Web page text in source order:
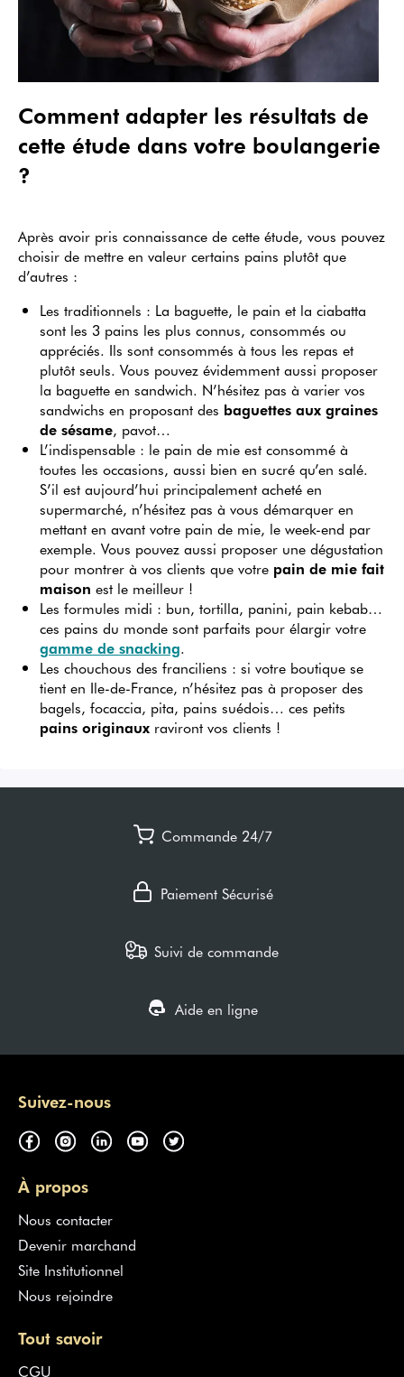
Comment adapter les résultats de
cette étude dans votre boulangerie
?
Après avoir pris connaissance de cette étude, vous pouvez
choisir de mettre en valeur certains pains plutôt que
d’autres :
Les traditionnels : La baguette, le pain et la ciabatta
sont les 3 pains les plus connus, consommés ou
appréciés. Ils sont consommés à tous les repas et
plutôt seuls. Vous pouvez évidemment aussi proposer
la baguette en sandwich. N’hésitez pas à varier vos
sandwichs en proposant des baguettes aux graines
de sésame, pavot…
L’indispensable : le pain de mie est consommé à
toutes les occasions, aussi bien en sucré qu’en salé.
S’il est aujourd’hui principalement acheté en
supermarché, n’hésitez pas à vous démarquer en
mettant en avant votre pain de mie, le week-end par
exemple. Vous pouvez aussi proposer une dégustation
pour montrer à vos clients que votre pain de mie fait
maison est le meilleur !
Les formules midi : bun, tortilla, panini, pain kebab…
ces pains du monde sont parfaits pour élargir votre
gamme de snacking.
Les chouchous des franciliens : si votre boutique se
tient en Ile-de-France, n’hésitez pas à proposer des
bagels, focaccia, pita, pains suédois… ces petits
pains originaux raviront vos clients !
Commande 24/7
Paiement Sécurisé
Suivi de commande
Aide en ligne
Suivez-nous
À propos
Nous contacter
Devenir marchand
Site Institutionnel
Nous rejoindre
Tout savoir
CGU